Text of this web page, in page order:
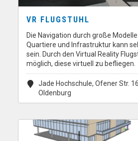
VR FLUGSTUHL
Die Navigation durch große
Quartiere und Infrastruktur kann
sein. Durch den Virtual Reality
möglich, diese virtuell zu befliegen.
Jade Hochschule, Ofener Str.
Oldenburg